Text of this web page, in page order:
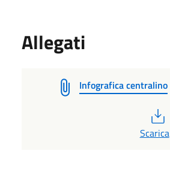
Allegati
Infografica centralino
Scarica